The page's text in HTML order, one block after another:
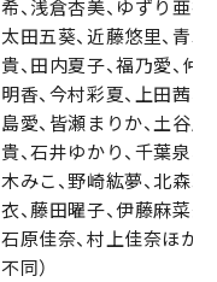
希、浅倉杏美、ゆずり亜衣
太田五葵、近藤悠里、青木
貴、田内夏子、福乃愛、仲
明香、今村彩夏、上田茜、
島愛、皆瀬まりか、土谷麻
貴、石井ゆかり、千葉泉、
木みこ、野崎紘夢、北森玲
衣、藤田曜子、伊藤麻菜美
石原佳奈、村上佳奈ほか（
不同）